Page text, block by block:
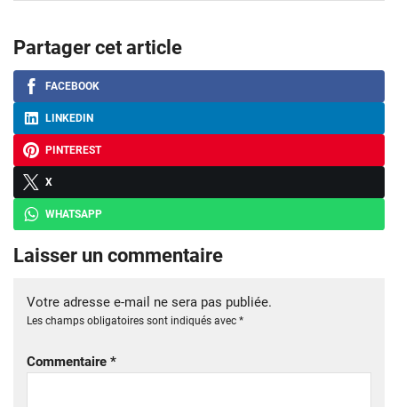
Partager cet article
FACEBOOK
LINKEDIN
PINTEREST
X
WHATSAPP
Laisser un commentaire
Votre adresse e-mail ne sera pas publiée.
Les champs obligatoires sont indiqués avec *
Commentaire *